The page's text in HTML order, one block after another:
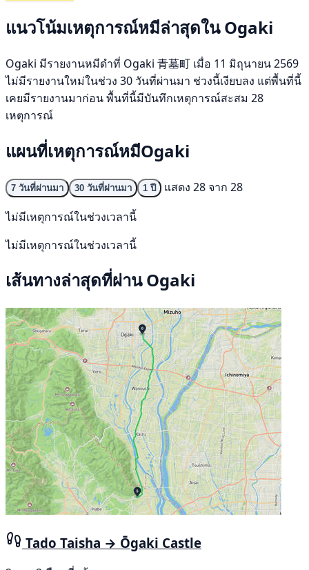
แนวโน้มเหตุการณ์หมีล่าสุดใน Ogaki
Ogaki มีรายงานหมีดำที่ Ogaki 青墓町 เมื่อ 11 มิถุนายน 2569
ไม่มีรายงานใหม่ในช่วง 30 วันที่ผ่านมา ช่วงนี้เงียบลง แต่พื้นที่นี้
เคยมีรายงานมาก่อน พื้นที่นี้มีบันทึกเหตุการณ์สะสม 28
เหตุการณ์
แผนที่เหตุการณ์หมีOgaki
7 วันที่ผ่านมา 30 วันที่ผ่านมา 1 ปี
แสดง 28 จาก 28
ไม่มีเหตุการณ์ในช่วงเวลานี้
ไม่มีเหตุการณ์ในช่วงเวลานี้
เส้นทางล่าสุดที่ผ่าน Ogaki
Tado Taisha → Ōgaki Castle